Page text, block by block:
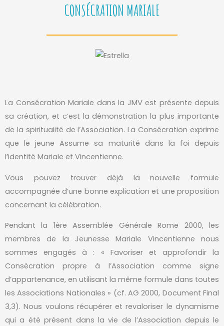
CONSÉCRATION MARIALE
La Consécration Mariale dans la JMV est présente depuis
sa création, et c’est la démonstration la plus importante
de la spiritualité de l’Association. La Consécration exprime
que le jeune Assume sa maturité dans la foi depuis
l’identité Mariale et Vincentienne.
Vous pouvez trouver déjà la nouvelle formule
accompagnée d’une bonne explication et une proposition
concernant la célébration.
Pendant la 1ère Assemblée Générale Rome 2000, les
membres de la Jeunesse Mariale Vincentienne nous
sommes engagés à : « Favoriser et approfondir la
Consécration propre à l’Association comme signe
d’appartenance, en utilisant la même formule dans toutes
les Associations Nationales » (cf. AG 2000, Document Final
3,3). Nous voulons récupérer et revaloriser le dynamisme
qui a été présent dans la vie de l’Association depuis le